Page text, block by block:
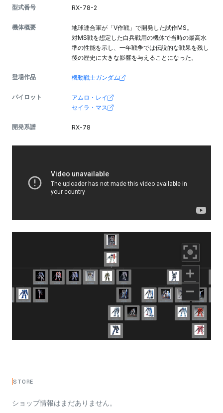
型式番号 RX-78-2
機体概要
地球連合軍が「V作戦」で開発した試作MS。
対MS戦を想定した白兵戦用の機体で当時の最高水
準の性能を示し、一年戦争では伝説的な戦果を残し
後の歴史に大きな影響を与えることになった。
登場作品 機動戦士ガンダム
パイロット
アムロ・レイ
セイラ・マス
開発系譜 RX-78
STORE
ショップ情報はまだありません。